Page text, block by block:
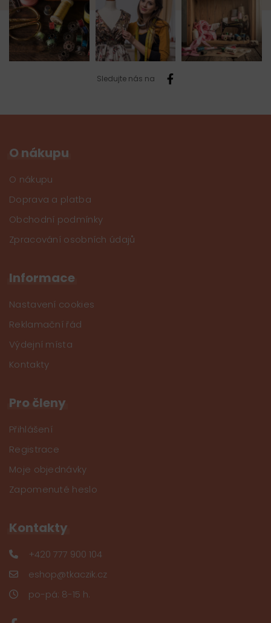
Sledujte nás na
O nákupu
O nákupu
Doprava a platba
Obchodní podmínky
Zpracování osobních údajů
Informace
Nastavení cookies
Reklamační řád
Výdejní místa
Kontakty
Pro členy
Přihlášení
Registrace
Moje objednávky
Zapomenuté heslo
Kontakty
+420 777 900 104
eshop@tkaczik.cz
po-pá: 8-15 h.